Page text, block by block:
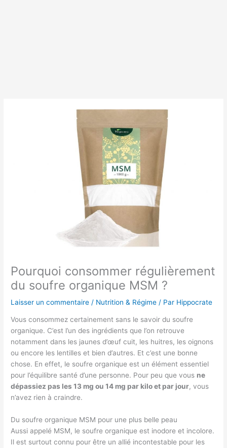
Pourquoi consommer régulièrement
du soufre organique MSM ?
Laisser un commentaire / Nutrition & Régime / Par Hippocrate
Vous consommez certainement sans le savoir du soufre
organique. C’est l’un des ingrédients que l’on retrouve
notamment dans les jaunes d’œuf cuit, les huitres, les oignons
ou encore les lentilles et bien d’autres. Et c’est une bonne
chose. En effet, le soufre organique est un élément essentiel
pour l’équilibre santé d’une personne. Pour peu que vous ne
dépassiez pas les 13 mg ou 14 mg par kilo et par jour, vous
n’avez rien à craindre.
Du soufre organique MSM pour une plus belle peau
Aussi appelé MSM, le soufre organique est inodore et incolore.
Il est surtout connu pour être un allié incontestable pour les